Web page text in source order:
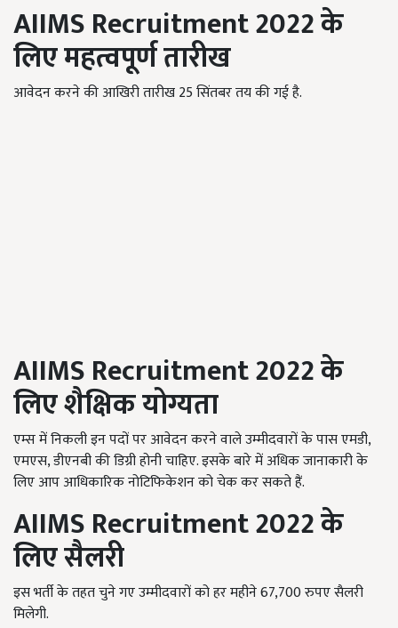
AIIMS Recruitment 2022के
लिए महत्वपूर्ण तारीख
आवेदन करने की आखिरी तारीख 25 सिंतबर तय की गई है.
AIIMS Recruitment 2022के
लिएशैक्षिक योग्यता
एम्स में निकली इन पदों पर आवेदन करने वाले उम्मीदवारों के पास एमडी,
एमएस, डीएनबी की डिग्री होनी चाहिए. इसके बारे में अधिक जानाकारी के
लिए आप आधिकारिक नोटिफिकेशन को चेक कर सकते हैं.
AIIMS Recruitment 2022के
लिए सैलरी
इस भर्ती के तहत चुने गए उम्मीदवारों को हर महीने 67,700 रुपए सैलरी
मिलेगी.